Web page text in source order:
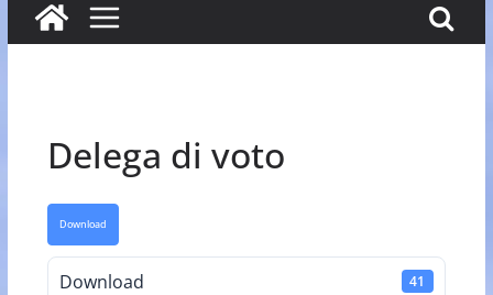
Delega di voto
Download
Download 41